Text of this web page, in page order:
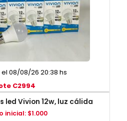
08/08/26 20:38 hs
C2994
led Vivion 12w, luz cálida
inicial: $1.000